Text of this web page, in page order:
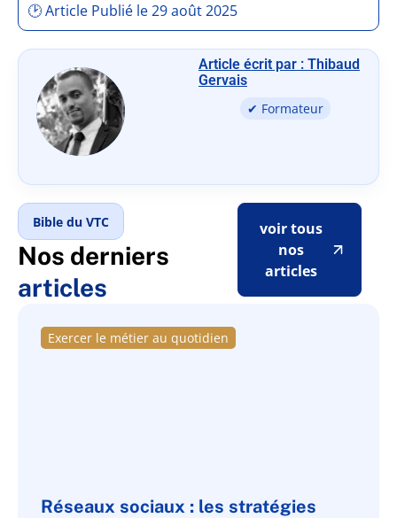
🕑 Article Publié le 29 août 2025
Article écrit par : Thibaud
Gervais
✔ Formateur
Bible du VTC
Nos derniers
articles
voir tous
nos
articles
Exercer le métier au quotidien
Réseaux sociaux : les stratégies